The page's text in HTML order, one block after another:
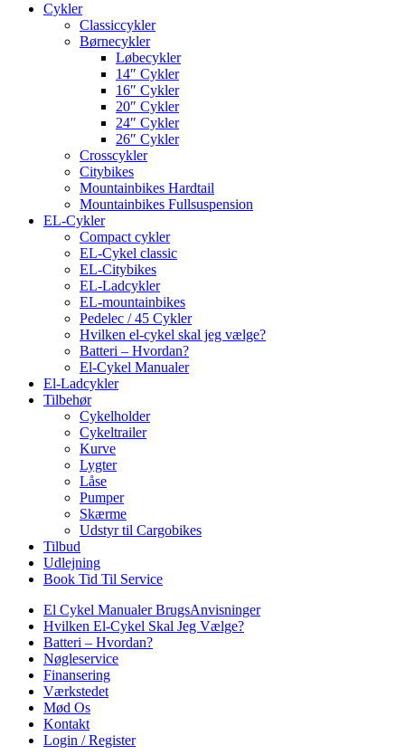
Cykler
Classiccykler
Børnecykler
Løbecykler
14″ Cykler
16″ Cykler
20″ Cykler
24″ Cykler
26″ Cykler
Crosscykler
Citybikes
Mountainbikes Hardtail
Mountainbikes Fullsuspension
EL-Cykler
Compact cykler
EL-Cykel classic
EL-Citybikes
EL-Ladcykler
EL-mountainbikes
Pedelec / 45 Cykler
Hvilken el-cykel skal jeg vælge?
Batteri – Hvordan?
El-Cykel Manualer
El-Ladcykler
Tilbehør
Cykelholder
Cykeltrailer
Kurve
Lygter
Låse
Pumper
Skærme
Udstyr til Cargobikes
Tilbud
Udlejning
Book Tid Til Service
El Cykel Manualer BrugsAnvisninger
Hvilken El-Cykel Skal Jeg Vælge?
Batteri – Hvordan?
Nøgleservice
Finansering
Værkstedet
Mød Os
Kontakt
Login / Register